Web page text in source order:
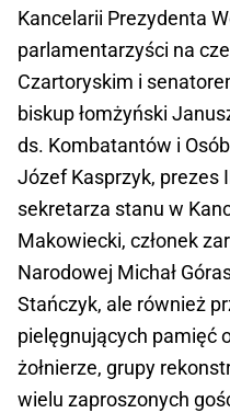
Kancelarii Prezydenta
parlamentarzyści na
Czartoryskim i
biskup łomżyński
ds. Kombatantów i
Józef Kasprzyk, prezes
sekretarza stanu w
Makowiecki, członek
Narodowej Michał
Stańczyk, ale również
pielęgnujących pamięć
żołnierze, grupy
wielu zaproszonych